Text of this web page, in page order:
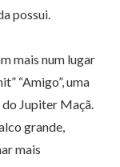
possui.
mais num lugar
“Amigo”, uma
do Jupiter Maçã.
grande,
mais